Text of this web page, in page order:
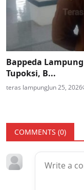
Bappeda
Tupoksi, B...
teras lampungJun 25, 2026
COMMENTS (0)